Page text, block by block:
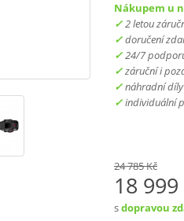
Nákupem u
2 letou
doručení
24/7
záruční i
náhradní
individuální
24 785 Kč
18 999
sdopravou